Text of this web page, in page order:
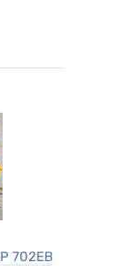
702ЕВ